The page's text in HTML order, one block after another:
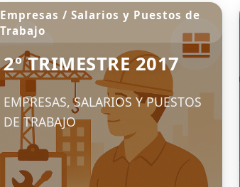
Cemento
1° Trimestre 2022
Consumo de Cemento
06/05/2022